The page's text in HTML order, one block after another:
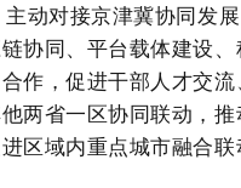
主动对接京津冀协同发
协同、平台载体建设
作，促进干部人才交
两省一区协同联动，
区域内重点城市融合